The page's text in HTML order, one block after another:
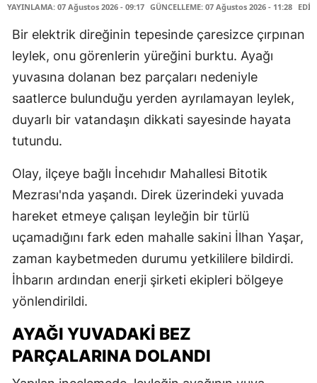
YAYINLAMA: 07 Ağustos 2026 - 09:17 GÜNCELLEME: 07 Ağustos 2026 - 11:28
Bir elektrik direğinin tepesinde çaresizce çırpınan
leylek, onu görenlerin yüreğini burktu. Ayağı
yuvasına dolanan bez parçaları nedeniyle
saatlerce bulunduğu yerden ayrılamayan leylek,
duyarlı bir vatandaşın dikkati sayesinde hayata
tutundu.
Olay, ilçeye bağlı İncehıdır Mahallesi Bitotik
Mezrası'nda yaşandı. Direk üzerindeki yuvada
hareket etmeye çalışan leyleğin bir türlü
uçamadığını fark eden mahalle sakini İlhan Yaşar,
zaman kaybetmeden durumu yetkililere bildirdi.
İhbarın ardından enerji şirketi ekipleri bölgeye
yönlendirildi.
AYAĞI YUVADAKİ BEZ
PARÇALARINA DOLANDI